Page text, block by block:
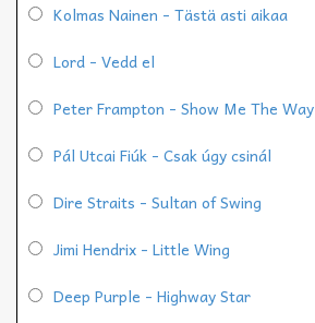
Kolmas Nainen - Tästä asti aikaa
Lord - Vedd el
Peter Frampton - Show Me The Way
Pál Utcai Fiúk - Csak úgy csinál
Dire Straits - Sultan of Swing
Jimi Hendrix - Little Wing
Deep Purple - Highway Star